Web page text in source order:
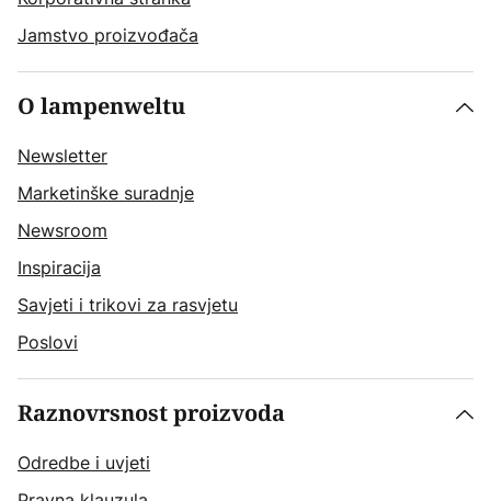
Jamstvo proizvođača
O lampenweltu
Newsletter
Marketinške suradnje
Newsroom
Inspiracija
Savjeti i trikovi za rasvjetu
Poslovi
Raznovrsnost proizvoda
Odredbe i uvjeti